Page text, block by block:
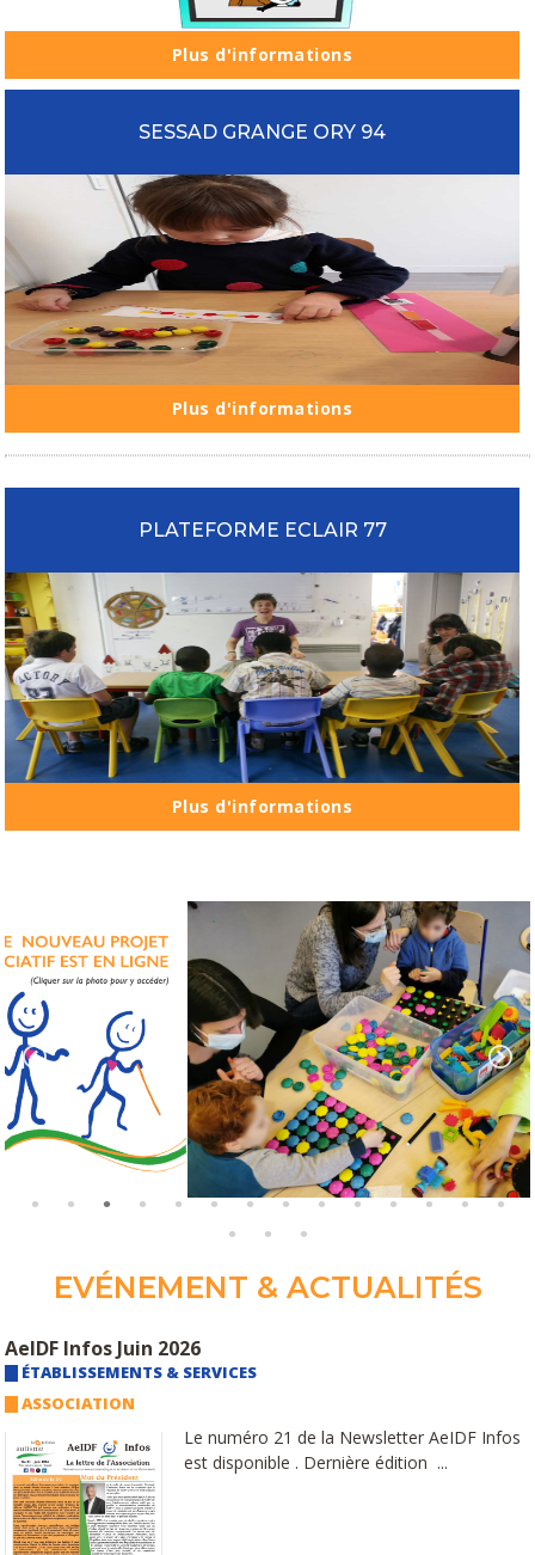
Plus d'informations
SESSAD GRANGE ORY 94
Plus d'informations
PLATEFORME ECLAIR 77
Plus d'informations
EVÉNEMENT & ACTUALITÉS
AeIDF Infos Juin 2026
ÉTABLISSEMENTS & SERVICES
ASSOCIATION
Le numéro 21 de la Newsletter AeIDF Infos
est disponible . Dernière édition ...